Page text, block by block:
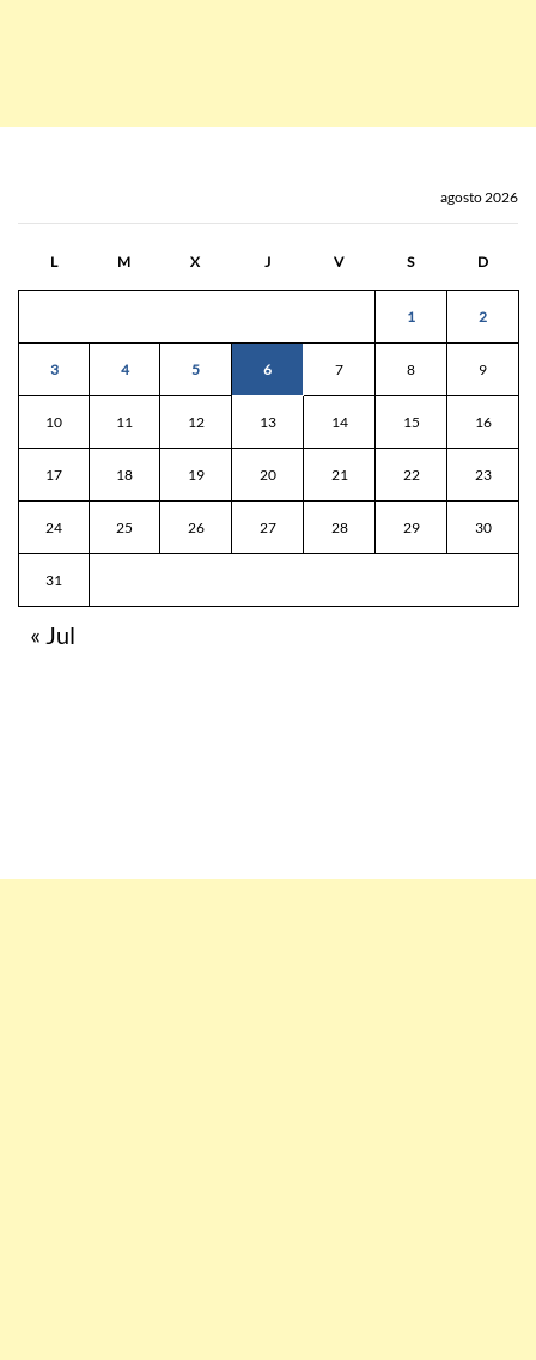
agosto 2026
L M X J V S D
1 2
3 4 5 6 7 8 9
10 11 12 13 14 15 16
17 18 19 20 21 22 23
24 25 26 27 28 29 30
31
« Jul